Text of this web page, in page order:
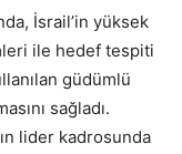
İsrail’in yüksek
ile hedef tespiti
güdümlü
sağladı.
lider kadrosunda